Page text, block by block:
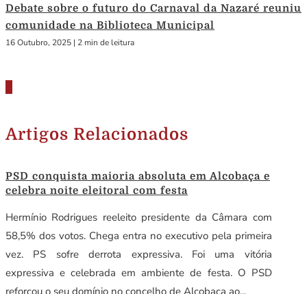
Debate sobre o futuro do Carnaval da Nazaré reuniu
comunidade na Biblioteca Municipal
16 Outubro, 2025 | 2 min de leitura
Artigos Relacionados
PSD conquista maioria absoluta em Alcobaça e
celebra noite eleitoral com festa
Hermínio Rodrigues reeleito presidente da Câmara com
58,5% dos votos. Chega entra no executivo pela primeira
vez. PS sofre derrota expressiva. Foi uma vitória
expressiva e celebrada em ambiente de festa. O PSD
reforçou o seu domínio no concelho de Alcobaça ao...